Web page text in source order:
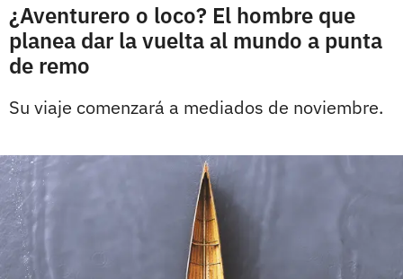
¿Aventurero o loco? El hombre que
planea dar la vuelta al mundo a punta
de remo
Su viaje comenzará a mediados de noviembre.